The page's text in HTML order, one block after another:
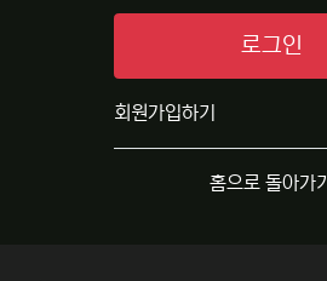
로그인
회원가입하기
홈으로 돌아가기